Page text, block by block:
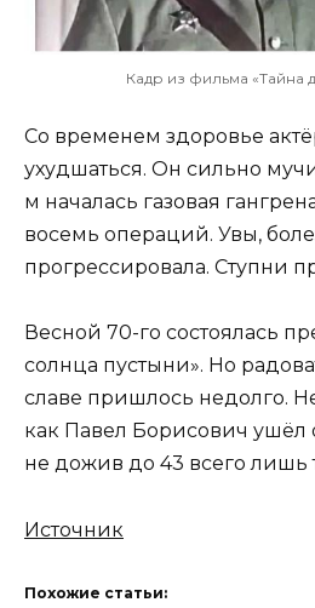
Кадр из фильма «Тайна
Со временем здоровье
ухудшаться. Он сильно
м началась газовая
восемь операций. Увы,
прогрессировала. Ступни
Весной 70-го состоялась
солнца пустыни». Но
славе пришлось недолго.
как Павел Борисович ушёл
не дожив до 43 всего лишь
Источник
Похожие статьи: